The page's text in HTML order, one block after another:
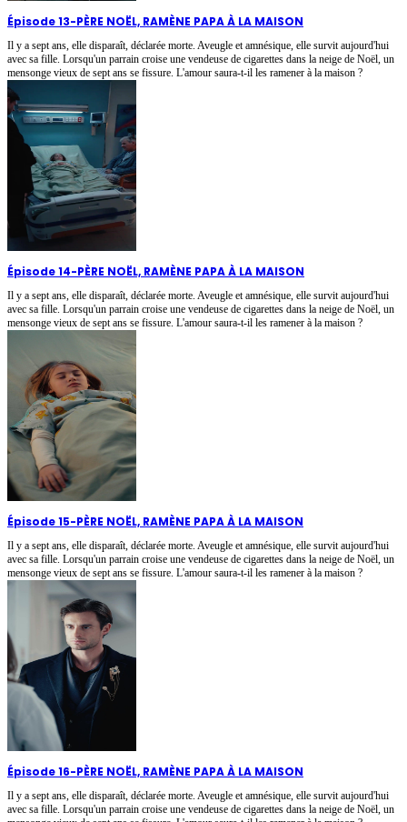
Épisode 13-PÈRE NOËL, RAMÈNE PAPA À LA MAISON
Il y a sept ans, elle disparaît, déclarée morte. Aveugle et amnésique, elle survit aujourd'hui
avec sa fille. Lorsqu'un parrain croise une vendeuse de cigarettes dans la neige de Noël, un
mensonge vieux de sept ans se fissure. L'amour saura-t-il les ramener à la maison ?
Épisode 14-PÈRE NOËL, RAMÈNE PAPA À LA MAISON
Il y a sept ans, elle disparaît, déclarée morte. Aveugle et amnésique, elle survit aujourd'hui
avec sa fille. Lorsqu'un parrain croise une vendeuse de cigarettes dans la neige de Noël, un
mensonge vieux de sept ans se fissure. L'amour saura-t-il les ramener à la maison ?
Épisode 15-PÈRE NOËL, RAMÈNE PAPA À LA MAISON
Il y a sept ans, elle disparaît, déclarée morte. Aveugle et amnésique, elle survit aujourd'hui
avec sa fille. Lorsqu'un parrain croise une vendeuse de cigarettes dans la neige de Noël, un
mensonge vieux de sept ans se fissure. L'amour saura-t-il les ramener à la maison ?
Épisode 16-PÈRE NOËL, RAMÈNE PAPA À LA MAISON
Il y a sept ans, elle disparaît, déclarée morte. Aveugle et amnésique, elle survit aujourd'hui
avec sa fille. Lorsqu'un parrain croise une vendeuse de cigarettes dans la neige de Noël, un